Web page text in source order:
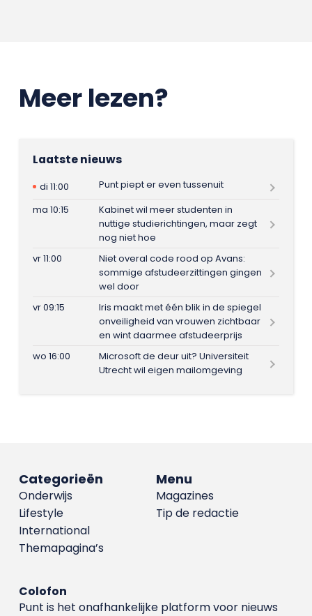
Meer lezen?
Laatste nieuws
di 11:00
Punt piept er even tussenuit
ma 10:15
Kabinet wil meer studenten in
nuttige studierichtingen, maar zegt
nog niet hoe
vr 11:00
Niet overal code rood op Avans:
sommige afstudeerzittingen gingen
wel door
vr 09:15
Iris maakt met één blik in de spiegel
onveiligheid van vrouwen zichtbaar
en wint daarmee afstudeerprijs
wo 16:00
Microsoft de deur uit? Universiteit
Utrecht wil eigen mailomgeving
Menu
Magazines
Tip de redactie
Categorieën
Onderwijs
Lifestyle
International
Themapagina’s
Colofon
Punt is het onafhankelijke platform voor nieuws